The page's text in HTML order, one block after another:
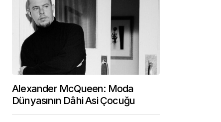
Alexander McQueen: Moda
Dünyasının Dâhi Asi Çocuğu